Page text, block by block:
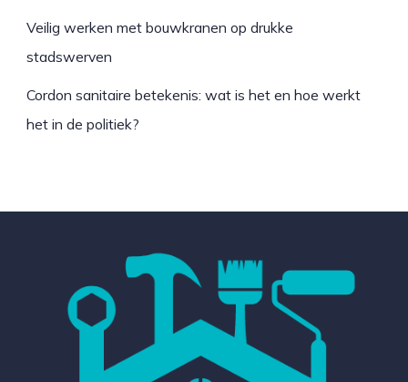
Veilig werken met bouwkranen op drukke
stadswerven
Cordon sanitaire betekenis: wat is het en hoe werkt
het in de politiek?